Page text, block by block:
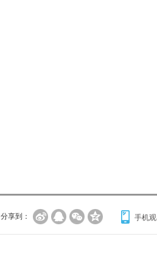
分享到： 手机